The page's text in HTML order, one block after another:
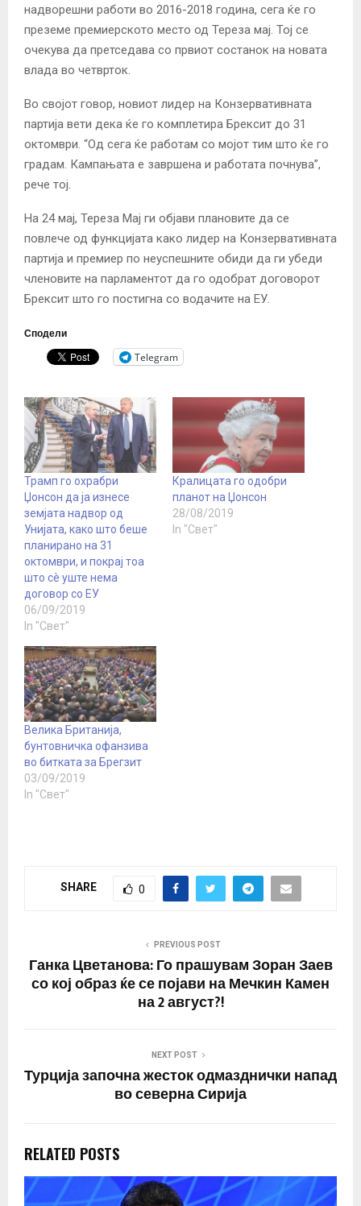
надворешни работи во 2016-2018 година, сега ќе го
преземе премиерското место од Тереза ​​мај. Тој се
очекува да претседава со првиот состанок на новата
влада во четврток.
Во својот говор, новиот лидер на Конзервативната
партија вети дека ќе го комплетира Брексит до 31
октомври. “Од сега ќе работам со мојот тим што ќе го
градам. Кампањата е завршена и работата почнува”,
рече тој.
На 24 мај, Тереза ​​Мај ги објави плановите да се
повлече од функцијата како лидер на Конзервативната
партија и премиер по неуспешните обиди да ги убеди
членовите на парламентот да го одобрат договорот
Брексит што го постигна со водачите на ЕУ.
Сподели
Telegram
Трамп го охрабри
Џонсон да ја изнесе
земјата надвор од
Унијата, како што беше
планирано на 31
октомври, и покрај тоа
што сè уште нема
договор со ЕУ
06/09/2019
In "Свет"
Кралицата го одобри
планот на Џонсон
28/08/2019
In "Свет"
Велика Британија,
бунтовничка офанзива
во битката за Брегзит
03/09/2019
In "Свет"
SHARE 0
PREVIOUS POST
Ганка Цветанова: Го прашувам Зоран Заев
со кој образ ќе се појави на Мечкин Камен
на 2 август?!
NEXT POST
Турција започна жесток одмазднички напад
во северна Сирија
RELATED POSTS